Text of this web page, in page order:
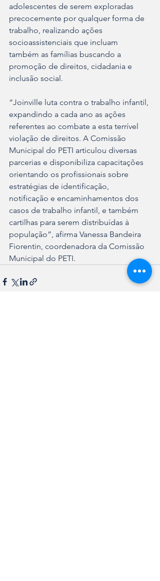
adolescentes de serem exploradas
precocemente por qualquer forma de
trabalho, realizando ações
socioassistenciais que incluam
também as famílias buscando a
promoção de direitos, cidadania e
inclusão social.
“Joinville luta contra o trabalho infantil,
expandindo a cada ano as ações
referentes ao combate a esta terrível
violação de direitos. A Comissão
Municipal do PETI articulou diversas
parcerias e disponibiliza capacitações
orientando os profissionais sobre
estratégias de identificação,
notificação e encaminhamentos dos
casos de trabalho infantil, e também
cartilhas para serem distribuídas à
população”, afirma Vanessa Bandeira
Fiorentin, coordenadora da Comissão
Municipal do PETI.